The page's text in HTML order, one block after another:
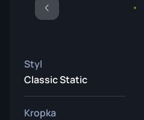
Styl
Classic Static
Kropka